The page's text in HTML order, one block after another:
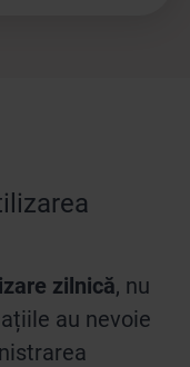
zilnică, nu
au nevoie